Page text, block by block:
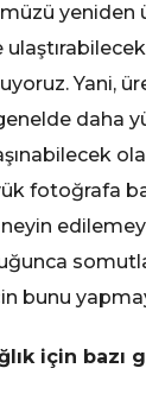
Yani,
daha
fotoğrafa
bunu
için bazı